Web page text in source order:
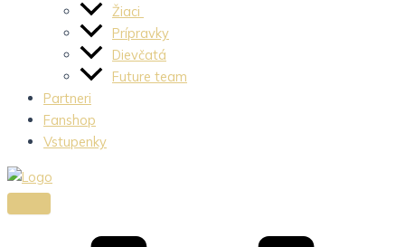
Žiaci
Prípravky
Dievčatá
Future team
Partneri
Fanshop
Vstupenky